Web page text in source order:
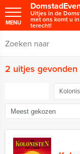
Uitjes in de
met ons komt u
terecht!
MENU
2 uitjes gevonden